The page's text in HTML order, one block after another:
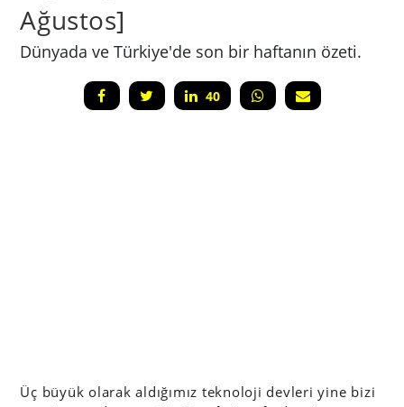
Ağustos]
Dünyada ve Türkiye'de son bir haftanın özeti.
40
Üç büyük olarak aldığımız teknoloji devleri yine bizi